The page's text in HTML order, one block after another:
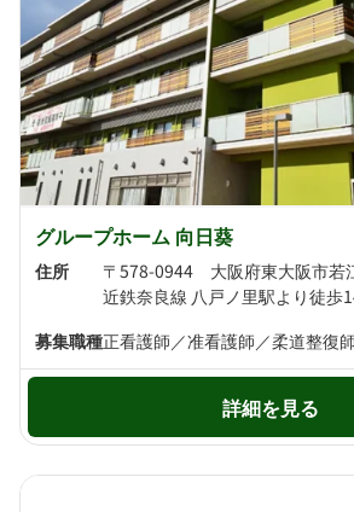
グループホーム 向日葵
住所
〒578-0944 大阪府東大阪市若
募集職種正看護師／准看護師／柔道整復師
詳細を見る